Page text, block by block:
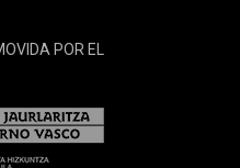
POR EL